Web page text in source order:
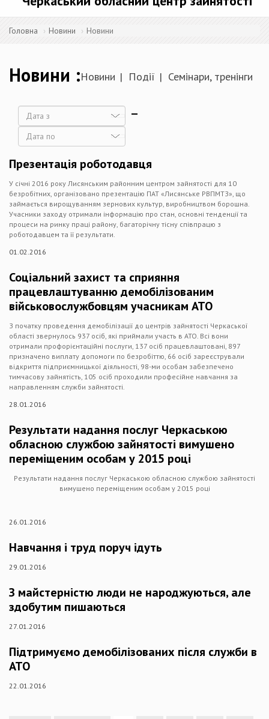
Головна Новини Новини
Новини Новини Події Семінари, тренінги
Дата
Презентація роботодавця
У січні 2016 року Лисянським районним центром зайнятості для 10
безробітних, організовано презентацію ПАТ «Лисянське РВПМТЗ», що
займається вирощуванням зернових культур, виробництвом борошна.
Учасники заходу отримали інформацію про стан, основні тенденції та
процеси на ринку праці району, багаторічну тісну співпрацю з
роботодавцем та її результати.
01.02.2016
Соціальний захист та сприяння
працевлаштуванню демобілізованим
військовослужбовцям учасникам АТО
З початку проведення демобілізації до центрів зайнятості Черкаської
області звернулось 937 осіб, які приймали участь в АТО. Всі вони
отримали профорієнтаційні послуги, 137 осіб працевлаштовані, 897
призначено виплату допомоги по безробіттю, 66 осіб зареєстрували
відкриття підприємницької діяльності, 98-ми особам забезпечено
тимчасову зайнятість, 105 осіб проходили професійне навчання за
направленням служби зайнятості.
28.01.2016
Результати надання послуг Черкаською
обласною службою зайнятості вимушено
переміщеним особам у 2015 році
Результати надання послуг Черкаською обласною службою зайнятості
вимушено переміщеним особам у 2015 році
26.01.2016
Навчання і труд поруч ідуть
29.01.2016
З майстерністю люди не народжуються, але
здобутим пишаються
27.01.2016
Підтримуємо демобілізованих після служби в
АТО
22.01.2016